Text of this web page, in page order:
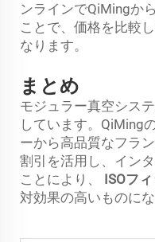
ンラインでQiMingか
ことで、価格を比較
なります。
まとめ
モジュラー真空シス
しています。QiMing
ーから高品質なフラ
割引を活用し、イン
ことにより、 ISOフ
対効果の高いものにな